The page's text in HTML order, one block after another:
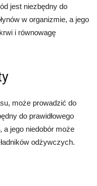
jest niezbędny do
w organizmie, a jego
i równowagę
może prowadzić do
do prawidłowego
a jego niedobór może
odżywczych.